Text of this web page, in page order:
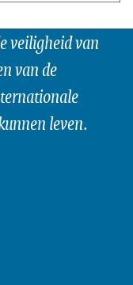
veiligheid van
van de
leven.